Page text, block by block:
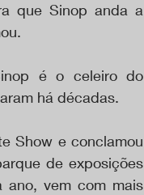
que Sinop anda a
é o celeiro do
há décadas.
Show e conclamou
de exposições
ano, vem com mais